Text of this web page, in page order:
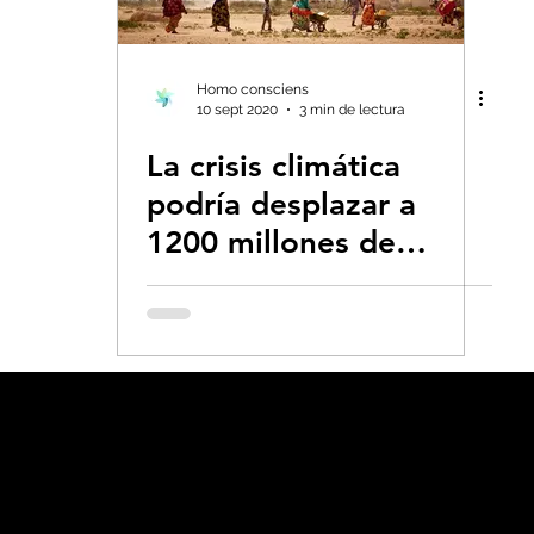
Capitalismo -Neoliberalismo
Consumismo Contaminadores: petróleo,
Colapso -Covid Decrecimiento/
Homo consciens
10 sept 2020
3 min de lectura
La crisis climática
podría desplazar a
1200 millones de
personas para 2050